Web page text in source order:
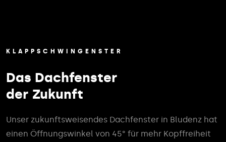
KLAPPSCHWINGENSTER
Das Dachfenster
der Zukunft
Unser zukunftsweisendes Dachfenster in Bludenz hat
einen Öffnungswinkel von 45° für mehr Kopffreiheit